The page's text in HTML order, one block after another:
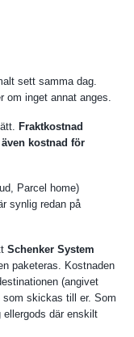
sett samma dag.
om inget annat anges.
Fraktkostnad
kostnad för
Parcel home)
synlig redan på
Schenker System
paketeras. Kostnaden
(angivet
som skickas till er. Som
där enskilt